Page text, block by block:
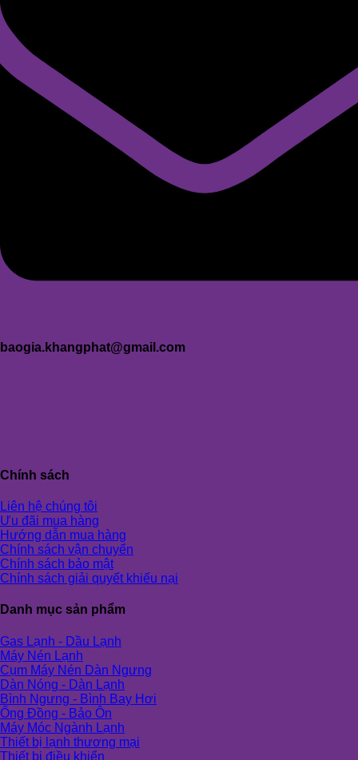
baogia.khangphat@gmail.com
Chính sách
Liên hệ chúng tôi
Ưu đãi mua hàng
Hướng dẫn mua hàng
Chính sách vận chuyển
Chính sách bảo mật
Chính sách giải quyết khiếu nại
Danh mục sản phẩm
Gas Lạnh - Dầu Lạnh
Máy Nén Lạnh
Cụm Máy Nén Dàn Ngưng
Dàn Nóng - Dàn Lạnh
Bình Ngưng - Bình Bay Hơi
Ống Đồng - Bảo Ôn
Máy Móc Ngành Lạnh
Thiết bị lạnh thương mại
Thiết bị điều khiển